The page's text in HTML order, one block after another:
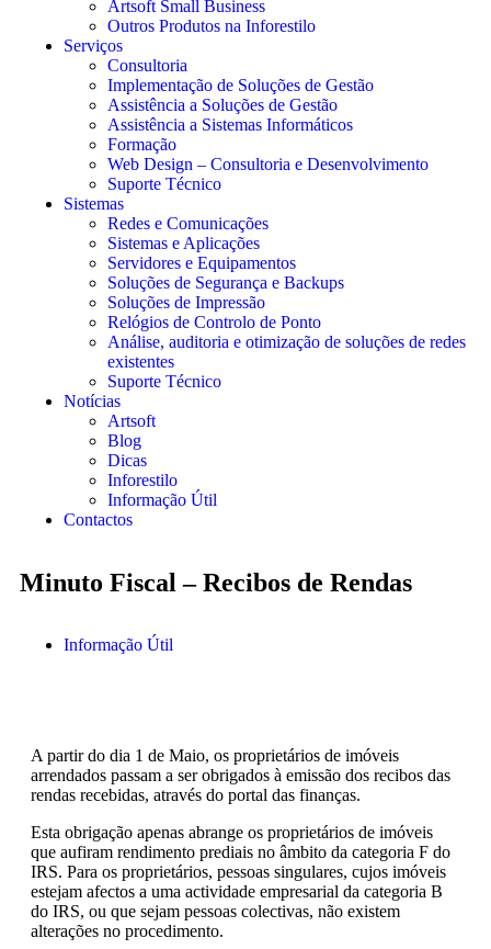
Artsoft Small Business
Outros Produtos na Inforestilo
Serviços
Consultoria
Implementação de Soluções de Gestão
Assistência a Soluções de Gestão
Assistência a Sistemas Informáticos
Formação
Web Design – Consultoria e Desenvolvimento
Suporte Técnico
Sistemas
Redes e Comunicações
Sistemas e Aplicações
Servidores e Equipamentos
Soluções de Segurança e Backups
Soluções de Impressão
Relógios de Controlo de Ponto
Análise, auditoria e otimização de soluções de redes
existentes
Suporte Técnico
Notícias
Artsoft
Blog
Dicas
Inforestilo
Informação Útil
Contactos
Minuto Fiscal – Recibos de Rendas
Informação Útil
A partir do dia 1 de Maio, os proprietários de imóveis
arrendados passam a ser obrigados à emissão dos recibos das
rendas recebidas, através do portal das finanças.
Esta obrigação apenas abrange os proprietários de imóveis
que aufiram rendimento prediais no âmbito da categoria F do
IRS. Para os proprietários, pessoas singulares, cujos imóveis
estejam afectos a uma actividade empresarial da categoria B
do IRS, ou que sejam pessoas colectivas, não existem
alterações no procedimento.